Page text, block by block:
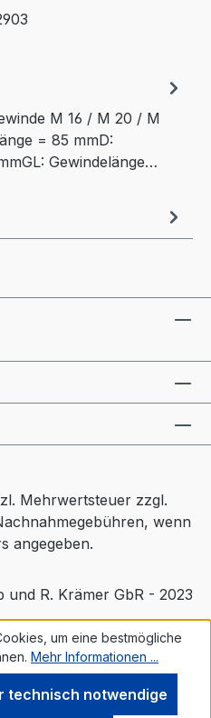
M 16 / M 20 / M
= 85 mmD:
Gewindelänge…
Mehrwertsteuer zzgl.
wenn
angegeben.
R. Krämer GbR - 2023
um eine bestmögliche
Mehr Informationen ...
technisch notwendige